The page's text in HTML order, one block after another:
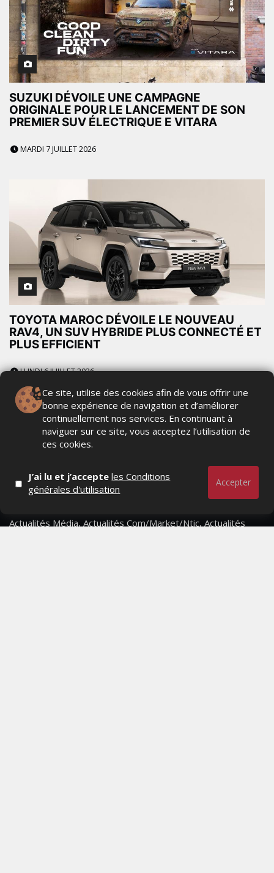
SUZUKI DÉVOILE UNE CAMPAGNE
ORIGINALE POUR LE LANCEMENT DE SON
PREMIER SUV ÉLECTRIQUE E VITARA
MARDI 7 JUILLET 2026
TOYOTA MAROC DÉVOILE LE NOUVEAU
RAV4, UN SUV HYBRIDE PLUS CONNECTÉ ET
PLUS EFFICIENT
LUNDI 6 JUILLET 2026
Ce site, utilise des cookies afin de vous offrir une
bonne expérience de navigation et d’améliorer
continuellement nos services. En continuant à
naviguer sur ce site, vous acceptez l’utilisation de
ces cookies.
J’ai lu et j’accepteles Conditions
générales d'utilisation
Accepter
Actualités Média, Actualités Com/Market/Ntic, Actualités